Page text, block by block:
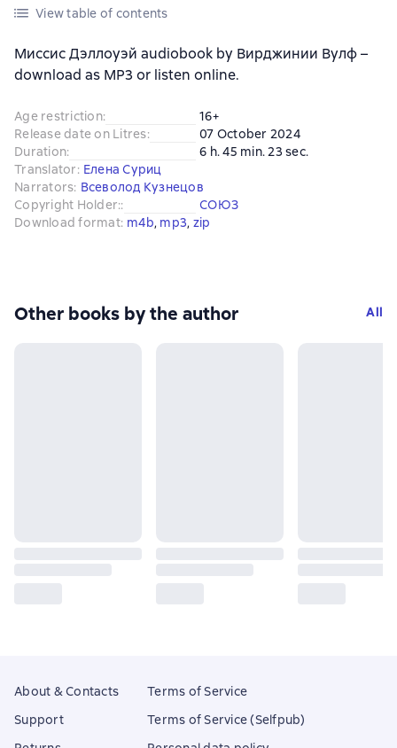
View table of contents
Миссис Дэллоуэй audiobook by Вирджинии Вулф –
download as MP3 or listen online.
Age restriction:
16+
Release date on Litres:
07 October 2024
Duration:
6 h. 45 min. 23 sec.
Translator: Елена Суриц
Narrators: Всеволод Кузнецов
Copyright Holder::
СОЮЗ
Download format: m4b, mp3, zip
Other books by the author All
About & Contacts
Support
Terms of Service
Terms of Service (Selfpub)